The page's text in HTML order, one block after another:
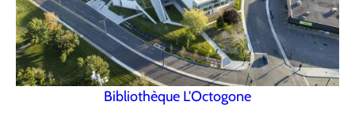
Bibliothèque L'Octogone